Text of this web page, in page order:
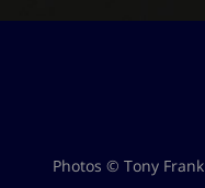
Photos © Tony Frank